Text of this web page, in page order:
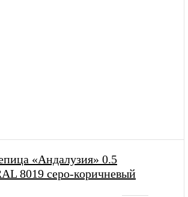
«Андалузия» 0.5
8019 серо-коричневый